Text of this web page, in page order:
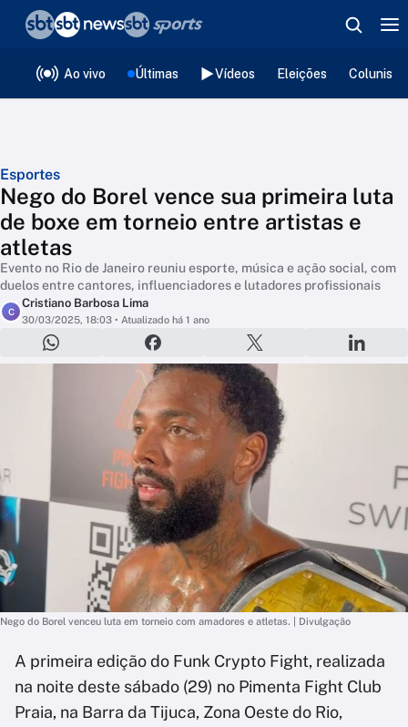
Ao vivo Últimas Vídeos Eleições
Esportes
Nego do Borel vence sua primeira luta
de boxe em torneio entre artistas e
atletas
Evento no Rio de Janeiro reuniu esporte, música e ação social, com
duelos entre cantores, influenciadores e lutadores profissionais
C
Cristiano Barbosa Lima
30/03/2025, 18:03 • Atualizado há 1 ano
Nego do Borel venceu luta em torneio com amadores e atletas. | Divulgação
A primeira edição do Funk Crypto Fight, realizada
na noite deste sábado (29) no Pimenta Fight Club
Praia, na Barra da Tijuca, Zona Oeste do Rio,
❮voltar
Editorias